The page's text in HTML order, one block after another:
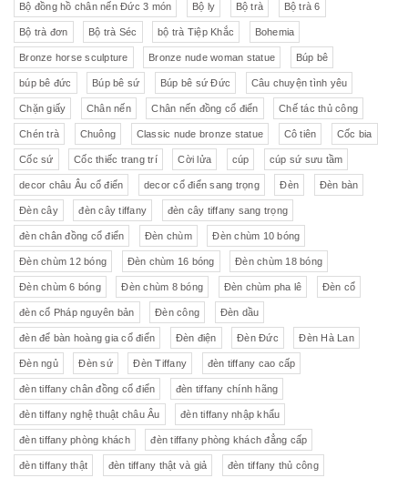
Bộ đồng hồ chân nến Đức 3 món Bộ ly Bộ trà Bộ trà 6
Bộ trà đơn Bộ trà Séc bộ trà Tiệp Khắc Bohemia
Bronze horse sculpture Bronze nude woman statue Búp bê
búp bê đức Búp bê sứ Búp bê sứ Đức Câu chuyện tình yêu
Chặn giấy Chân nến Chân nến đồng cổ điển Chế tác thủ công
Chén trà Chuông Classic nude bronze statue Cô tiên Cốc bia
Cốc sứ Cốc thiếc trang trí Cời lửa cúp cúp sứ sưu tầm
decor châu Âu cổ điển decor cổ điển sang trọng Đèn Đèn bàn
Đèn cây đèn cây tiffany đèn cây tiffany sang trọng
đèn chân đồng cổ điển Đèn chùm Đèn chùm 10 bóng
Đèn chùm 12 bóng Đèn chùm 16 bóng Đèn chùm 18 bóng
Đèn chùm 6 bóng Đèn chùm 8 bóng Đèn chùm pha lê Đèn cổ
đèn cổ Pháp nguyên bản Đèn công Đèn dầu
đèn để bàn hoàng gia cổ điển Đèn điện Đèn Đức Đèn Hà Lan
Đèn ngủ Đèn sứ Đèn Tiffany đèn tiffany cao cấp
đèn tiffany chân đồng cổ điển đèn tiffany chính hãng
đèn tiffany nghệ thuật châu Âu đèn tiffany nhập khẩu
đèn tiffany phòng khách đèn tiffany phòng khách đẳng cấp
đèn tiffany thật đèn tiffany thật và giả đèn tiffany thủ công